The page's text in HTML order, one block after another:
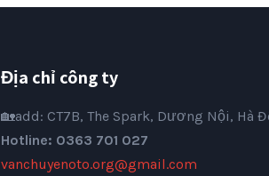
Địa chỉ công ty
🏡add: CT7B, The Spark, Dương Nội, Hà
Hotline: 0363 701 027
vanchuyenoto.org@gmail.com